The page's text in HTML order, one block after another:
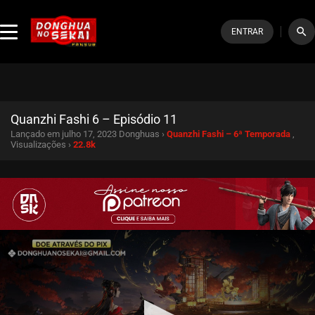
ENTRAR search
Quanzhi Fashi 6 – Episódio 11
Lançado em julho 17, 2023 Donghuas › Quanzhi Fashi – 6ª Temporada
Visualizações › 22.8k